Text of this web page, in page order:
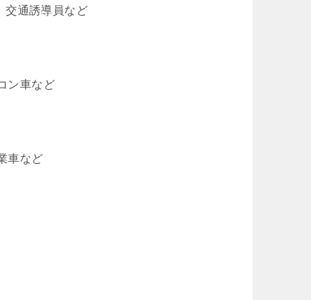
交通誘導員など
ン車など
車など